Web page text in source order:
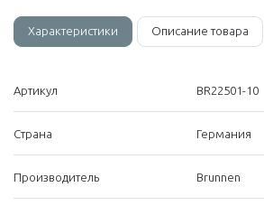
Характеристики Описание товара
Артикул BR22501-10
Страна Германия
Производитель Brunnen